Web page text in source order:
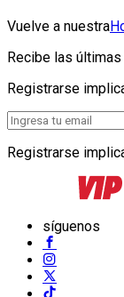
Vuelve a nuestra
Recibe las
Registrarse
Registrarse
síguenos